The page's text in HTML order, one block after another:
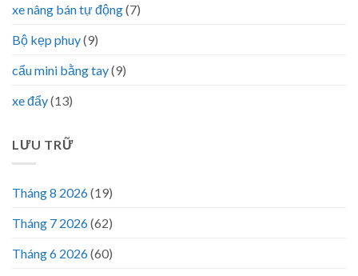
xe nâng bán tự động(7)
Bộ kẹp phuy(9)
cẩu mini bằng tay(9)
xe đẩy(13)
LƯU TRỮ
Tháng 8 2026(19)
Tháng 7 2026(62)
Tháng 6 2026(60)